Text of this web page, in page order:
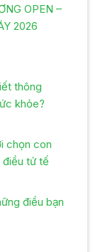
OPEN –
2026
thông
khỏe?
chọn con
tử tế
điều bạn